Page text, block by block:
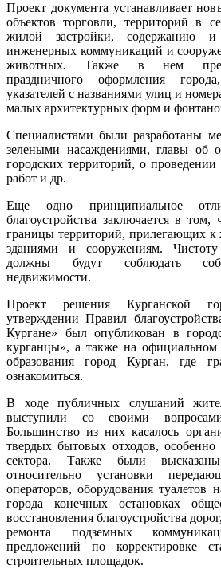
Проект документа устанавливает
объектов торговли, территорий в
жилой застройки, содержанию и
инженерных коммуникаций и
животных.Также в нем
праздничного оформления
указателей с названиями улиц и
малых архитектурных форм и
Специалистами были разработаны
зелеными насаждениями, главы об
городских территорий, о
работ и др.
Еще одно принципиальное
благоустройства заключается в
границы территорий, прилегающих
зданиями и сооружениям.
должны будут соблюдать
недвижимости.
Проект решения Курганской
утверждении Правил
Кургане» был опубликован в
курганцы», а также на официальном
образования город Курган, где
ознакомиться.
В ходе публичных слушаний
выступили со своими
Большинство из них касалось
твердых бытовых отходов, особенно
сектора. Также были
относительно установки
операторов, оборудования туалетов
города конечных остановках
восстановления благоустройства
ремонта подземных
предложений по корректировке
строительных площадок.